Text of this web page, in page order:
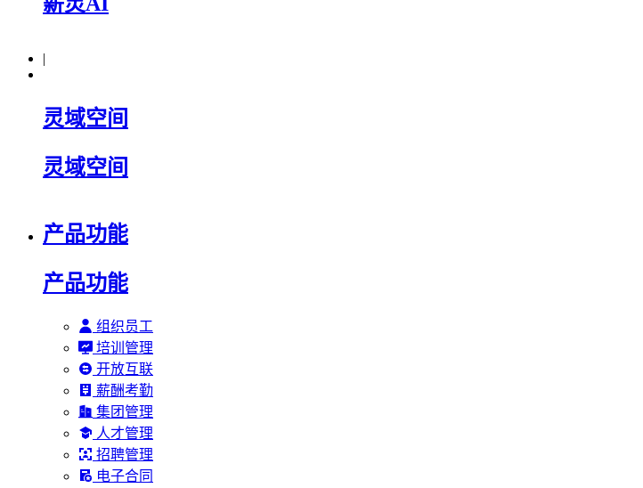
|
灵域空间
灵域空间
产品功能
产品功能
组织员工
培训管理
开放互联
薪酬考勤
集团管理
人才管理
招聘管理
电子合同